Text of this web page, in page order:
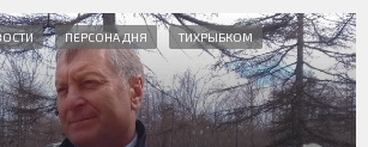
ПЕРСОНА ДНЯ ТИХРЫБКОМ